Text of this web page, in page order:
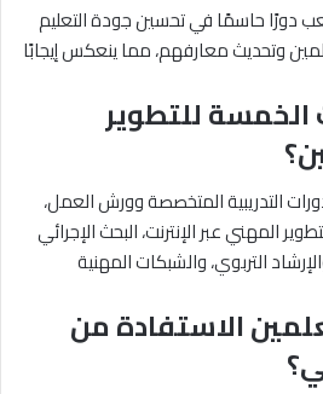
دورًا حاسمًا في تحسين جودة التعليم
وتحديث معارفهم، مما ينعكس إيجابًا
للتطوير
التدريبية المتخصصة وورش العمل،
المهني عبر الإنترنت، البحث الإجرائي
التربوي، والشبكات المهنية
الاستفادة من